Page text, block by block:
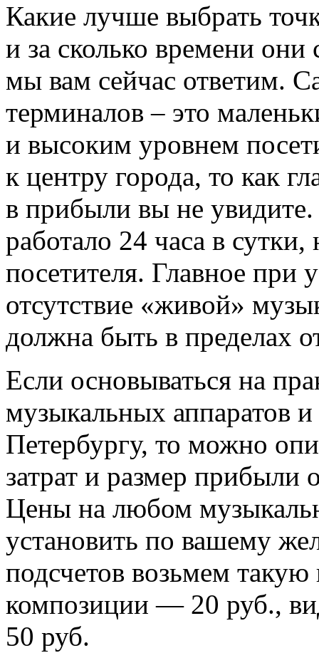
Какие лучше выбрать
и за сколько времени они
мы вам сейчас ответим.
терминалов – это
и высоким уровнем
к центру города, то как
в прибыли вы не
работало 24 часа в
посетителя. Главное при
отсутствие «живой»
должна быть в пределах
Если основываться на
музыкальных аппаратов
Петербургу, то можно
затрат и размер прибыли
Цены на любом
установить по вашему
подсчетов возьмем такую
композиции — 20 руб.,
50 руб.